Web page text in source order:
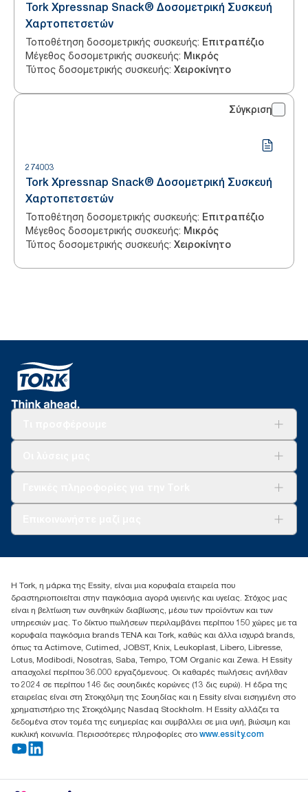
Tork Xpressnap Snack® Δοσομετρική Συσκευή
Χαρτοπετσετών
Τοποθέτηση δοσομετρικής συσκευής: Επιτραπέζιο
Μέγεθος δοσομετρικής συσκευής: Μικρός
Τύπος δοσομετρικής συσκευής: Χειροκίνητο
Σύγκριση
274003
Tork Xpressnap Snack® Δοσομετρική Συσκευή
Χαρτοπετσετών
Τοποθέτηση δοσομετρικής συσκευής: Επιτραπέζιο
Μέγεθος δοσομετρικής συσκευής: Μικρός
Τύπος δοσομετρικής συσκευής: Χειροκίνητο
+302102705722
17th klm.National Road Athens-Lamia &2 Kalamatas
14564 N.Kifissia, Athens-Greece
Mob: +306932474930 (για Ελλάδα & Κύπρο)
Η Tork, η μάρκα της Essity, είναι μια κορυφαία εταιρεία που
δραστηριοποιείται στην παγκόσμια αγορά υγιεινής και υγείας. Στόχος μας
είναι η βελτίωση των συνθηκών διαβίωσης, μέσω των προϊόντων και των
υπηρεσιών μας. Το δίκτυο πωλήσεων περιλαμβάνει περίπου 150 χώρες με τα
κορυφαία παγκόσμια brands TENA και Tork, καθώς και άλλα ισχυρά brands,
όπως τα Actimove, Cutimed, JOBST, Knix, Leukoplast, Libero, Libresse,
Lotus, Modibodi, Nosotras, Saba, Tempo, TOM Organic και Zewa. Η Essity
απασχολεί περίπου 36.000 εργαζόμενους. Οι καθαρές πωλήσεις ανήλθαν
το 2024 σε περίπου 146 δις σουηδικές κορώνες (13 δις ευρώ). Η έδρα της
εταιρείας είναι στη Στοκχόλμη της Σουηδίας και η Essity είναι εισηγμένη στο
χρηματιστήριο της Στοκχόλμης Nasdaq Stockholm. Η Essity αλλάζει τα
δεδομένα στον τομέα της ευημερίας και συμβάλλει σε μια υγιή, βιώσιμη και
κυκλική κοινωνία. Περισσότερες πληροφορίες στο www.essity.com